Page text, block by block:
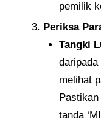
pemilik
Periksa
Tangki
daripada
melihat
tanda